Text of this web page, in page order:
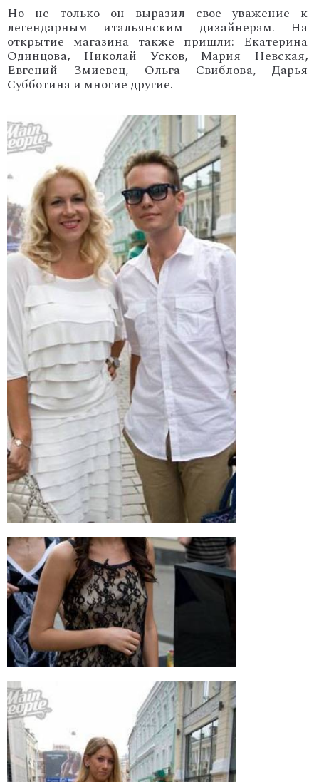
Но не только он выразил свое уважение к
легендарным итальянским дизайнерам. На
открытие магазина также пришли: Екатерина
Одинцова, Николай Усков, Мария Невская,
Евгений Змиевец, Ольга Свиблова, Дарья
Субботина и многие другие.
'